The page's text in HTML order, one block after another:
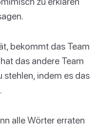
bekommt das Team
das andere Team
stehlen, indem es das
alle Wörter erraten